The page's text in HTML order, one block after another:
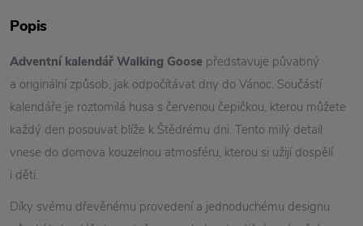
Popis
Adventní kalendář Walking Goose představuje půvabný
a originální způsob, jak odpočítávat dny do Vánoc. Součástí
kalendáře je roztomilá husa s červenou čepičkou, kterou můžete
každý den posouvat blíže k Štědrému dni. Tento milý detail
vnese do domova kouzelnou atmosféru, kterou si užijí dospělí
i děti.
Díky svému dřevěnému provedení a jednoduchému designu